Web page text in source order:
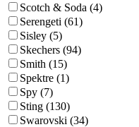
Scotch & Soda (4)
Serengeti (61)
Sisley (5)
Skechers (94)
Smith (15)
Spektre (1)
Spy (7)
Sting (130)
Swarovski (34)